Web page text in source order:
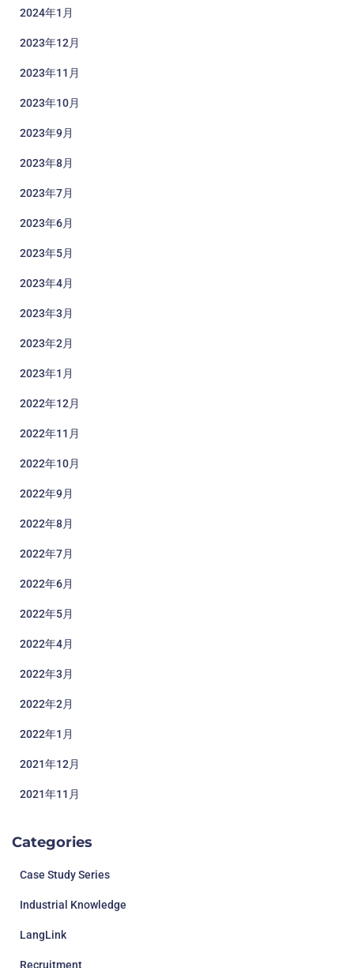
2024年1月
2023年12月
2023年11月
2023年10月
2023年9月
2023年8月
2023年7月
2023年6月
2023年5月
2023年4月
2023年3月
2023年2月
2023年1月
2022年12月
2022年11月
2022年10月
2022年9月
2022年8月
2022年7月
2022年6月
2022年5月
2022年4月
2022年3月
2022年2月
2022年1月
2021年12月
2021年11月
Categories
Case Study Series
Industrial Knowledge
LangLink
Recruitment